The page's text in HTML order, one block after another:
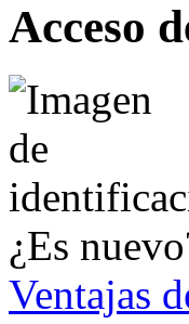
Acceso
¿Es
Ventajas